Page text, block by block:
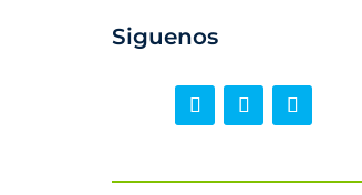
Siguenos